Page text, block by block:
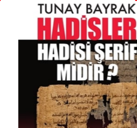
%53İndirim